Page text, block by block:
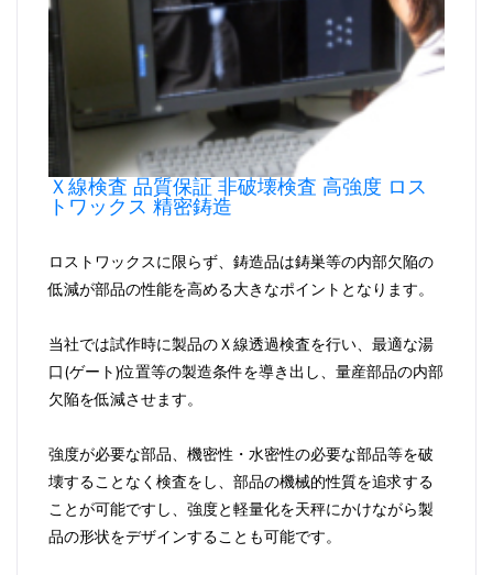
Ｘ線検査 品質保証 非破壊検査 高強度 ロス
トワックス 精密鋳造
ロストワックスに限らず、鋳造品は鋳巣等の内部欠陥の
低減が部品の性能を高める大きなポイントとなります。
当社では試作時に製品のＸ線透過検査を行い、最適な湯
口(ゲート)位置等の製造条件を導き出し、量産部品の内部
欠陥を低減させます。
強度が必要な部品、機密性・水密性の必要な部品等を破
壊することなく検査をし、部品の機械的性質を追求する
ことが可能ですし、強度と軽量化を天秤にかけながら製
品の形状をデザインすることも可能です。